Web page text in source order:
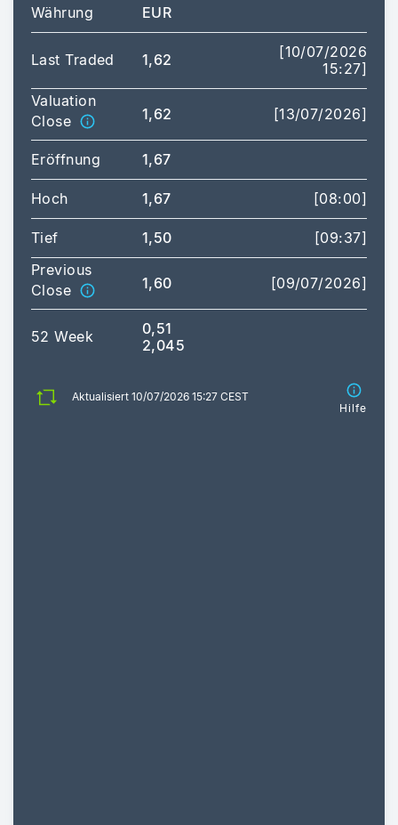
Währung EUR
Last Traded 1,62
[10/07/2026
15:27]
Valuation
Close
1,62 [13/07/2026]
Eröffnung 1,67
Hoch 1,67 [08:00]
Tief 1,50
[09:37]
Previous
Close
1,60 [09/07/2026]
52 Week
0,51
2,045
Aktualisiert 10/07/2026 15:27 CEST
Hilfe